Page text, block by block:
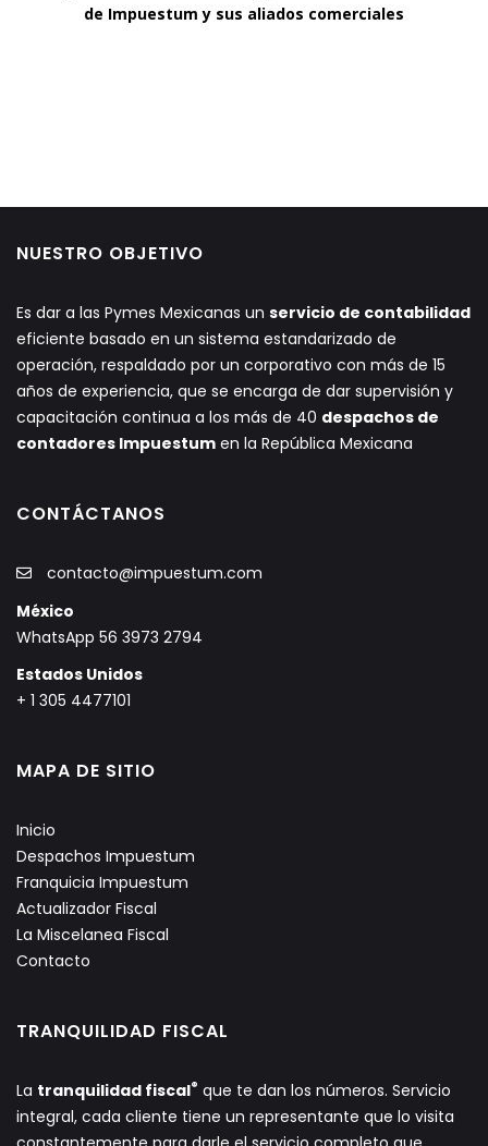
de Impuestum y sus aliados comerciales
NUESTRO OBJETIVO
Es dar a las Pymes Mexicanas un servicio de contabilidad
eficiente basado en un sistema estandarizado de
operación, respaldado por un corporativo con más de 15
años de experiencia, que se encarga de dar supervisión y
capacitación continua a los más de 40 despachos de
contadores Impuestum en la República Mexicana
CONTÁCTANOS
contacto@impuestum.com
México
WhatsApp 56 3973 2794
Estados Unidos
+ 1 305 4477101
MAPA DE SITIO
Inicio
Despachos Impuestum
Franquicia Impuestum
Actualizador Fiscal
La Miscelanea Fiscal
Contacto
TRANQUILIDAD FISCAL
La tranquilidad fiscal® que te dan los números. Servicio
integral, cada cliente tiene un representante que lo visita